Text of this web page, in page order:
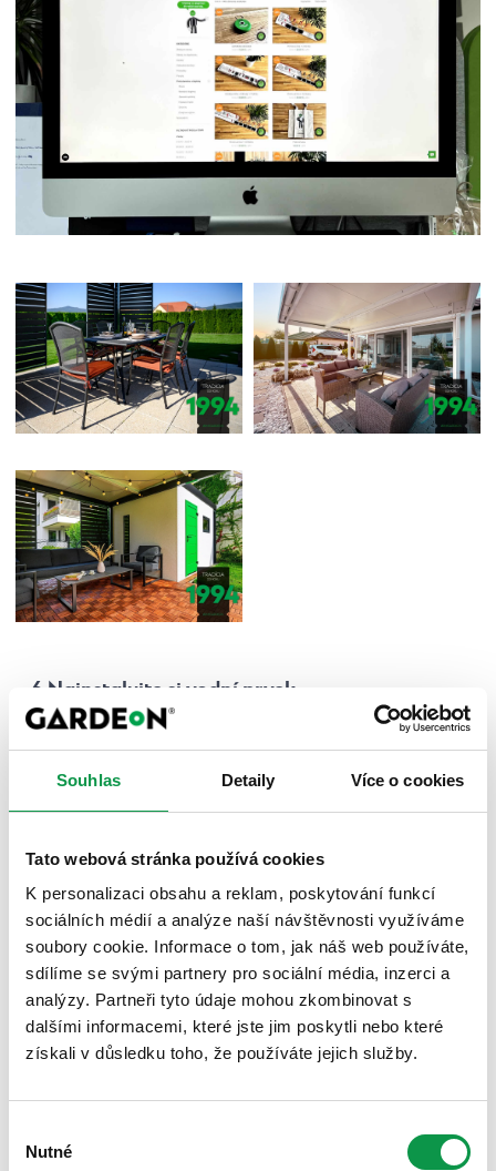
Souhlas Detaily Více o cookies
Tato webová stránka používá cookies
K personalizaci obsahu a reklam, poskytování funkcí
sociálních médií a analýze naší návštěvnosti využíváme
soubory cookie. Informace o tom, jak náš web používáte,
sdílíme se svými partnery pro sociální média, inzerci a
analýzy. Partneři tyto údaje mohou zkombinovat s
dalšími informacemi, které jste jim poskytli nebo které
získali v důsledku toho, že používáte jejich služby.
souhlasu
Nutné
6 Nainstalujte si vodní prvek
V oddechové zóně v zahradě by určitě neměla chybět
působit na všechny naše smysly. Vodní prvek přitom
může mít mnohočetné podoby i rozličné využití. Od
pít ptáci, přes vodopád nebo fontánu, které ochladí
okolí a potěší uši zurčením, až po jezírko s vodními
rostlinami a rybami. K vysněnému letnímu relaxu však
nejčastěji patří bazén, ve kterém se dá osvěžit nebo si
zaplavat.